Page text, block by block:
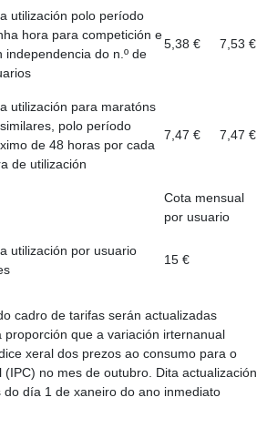
utilización polo período
hora para competición e
independencia do n.º de
5,38 € 7,53 €
utilización para maratóns
polo período
de 48 horas por cada
de utilización
7,47 € 7,47 €
Cota mensual
por usuario
utilización por usuario
15 €
cadro de tarifas serán actualizadas
que a variación irternanual
xeral dos prezos ao consumo para o
no mes de outubro. Dita actualización
día 1 de xaneiro do ano inmediato